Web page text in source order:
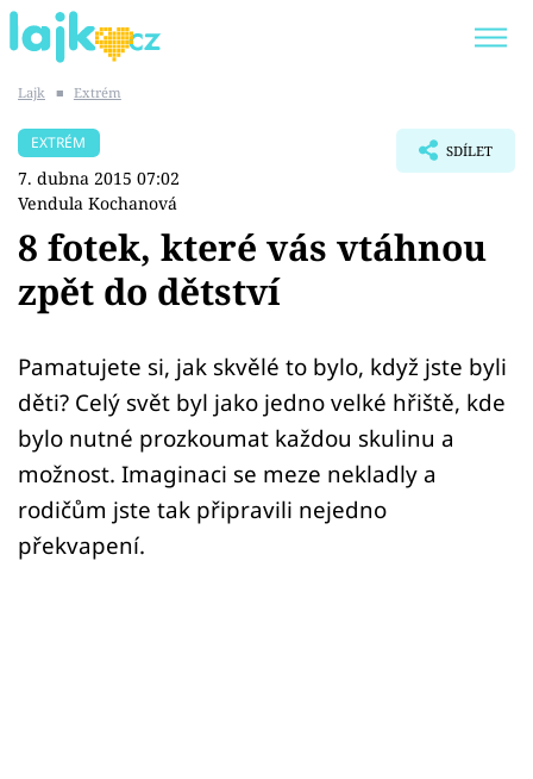
SHOPAHOLICADEL
Témata
Showbyznys
Youtubeři
Virály
Sex a vztahy
Lajk ■ Extrém
EXTRÉM
7. dubna 2015 07:02
Vendula Kochanová
SDÍLET
8 fotek, které vás vtáhnou
zpět do dětství
Pamatujete si, jak skvělé to bylo, když jste byli
děti? Celý svět byl jako jedno velké hřiště, kde
bylo nutné prozkoumat každou skulinu a
možnost. Imaginaci se meze nekladly a
rodičům jste tak připravili nejedno
překvapení.